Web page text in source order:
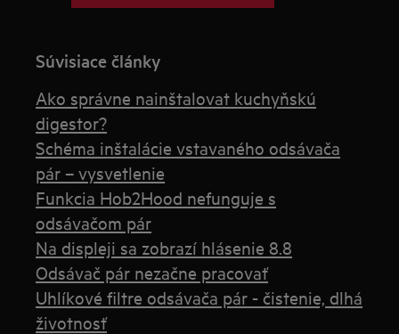
Súvisiace články
Ako správne nainštalovat kuchyňskú
digestor?
Schéma inštalácie vstavaného odsávača
pár – vysvetlenie
Funkcia Hob2Hood nefunguje s
odsávačom pár
Na displeji sa zobrazí hlásenie 8.8
Odsávač pár nezačne pracovať
Uhlíkové filtre odsávača pár - čistenie, dlhá
životnosť